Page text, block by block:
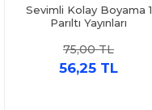
Sevimli Kolay Boyama 1
Parıltı Yayınları
75,00 TL
56,25 TL